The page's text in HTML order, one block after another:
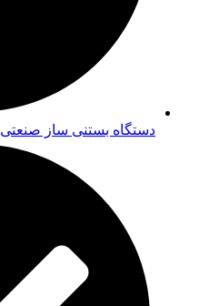
دستگاه بستنی ساز صنعتی